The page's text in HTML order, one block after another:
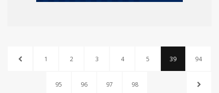
1 2 3 4 5 39 94
95 96 97 98